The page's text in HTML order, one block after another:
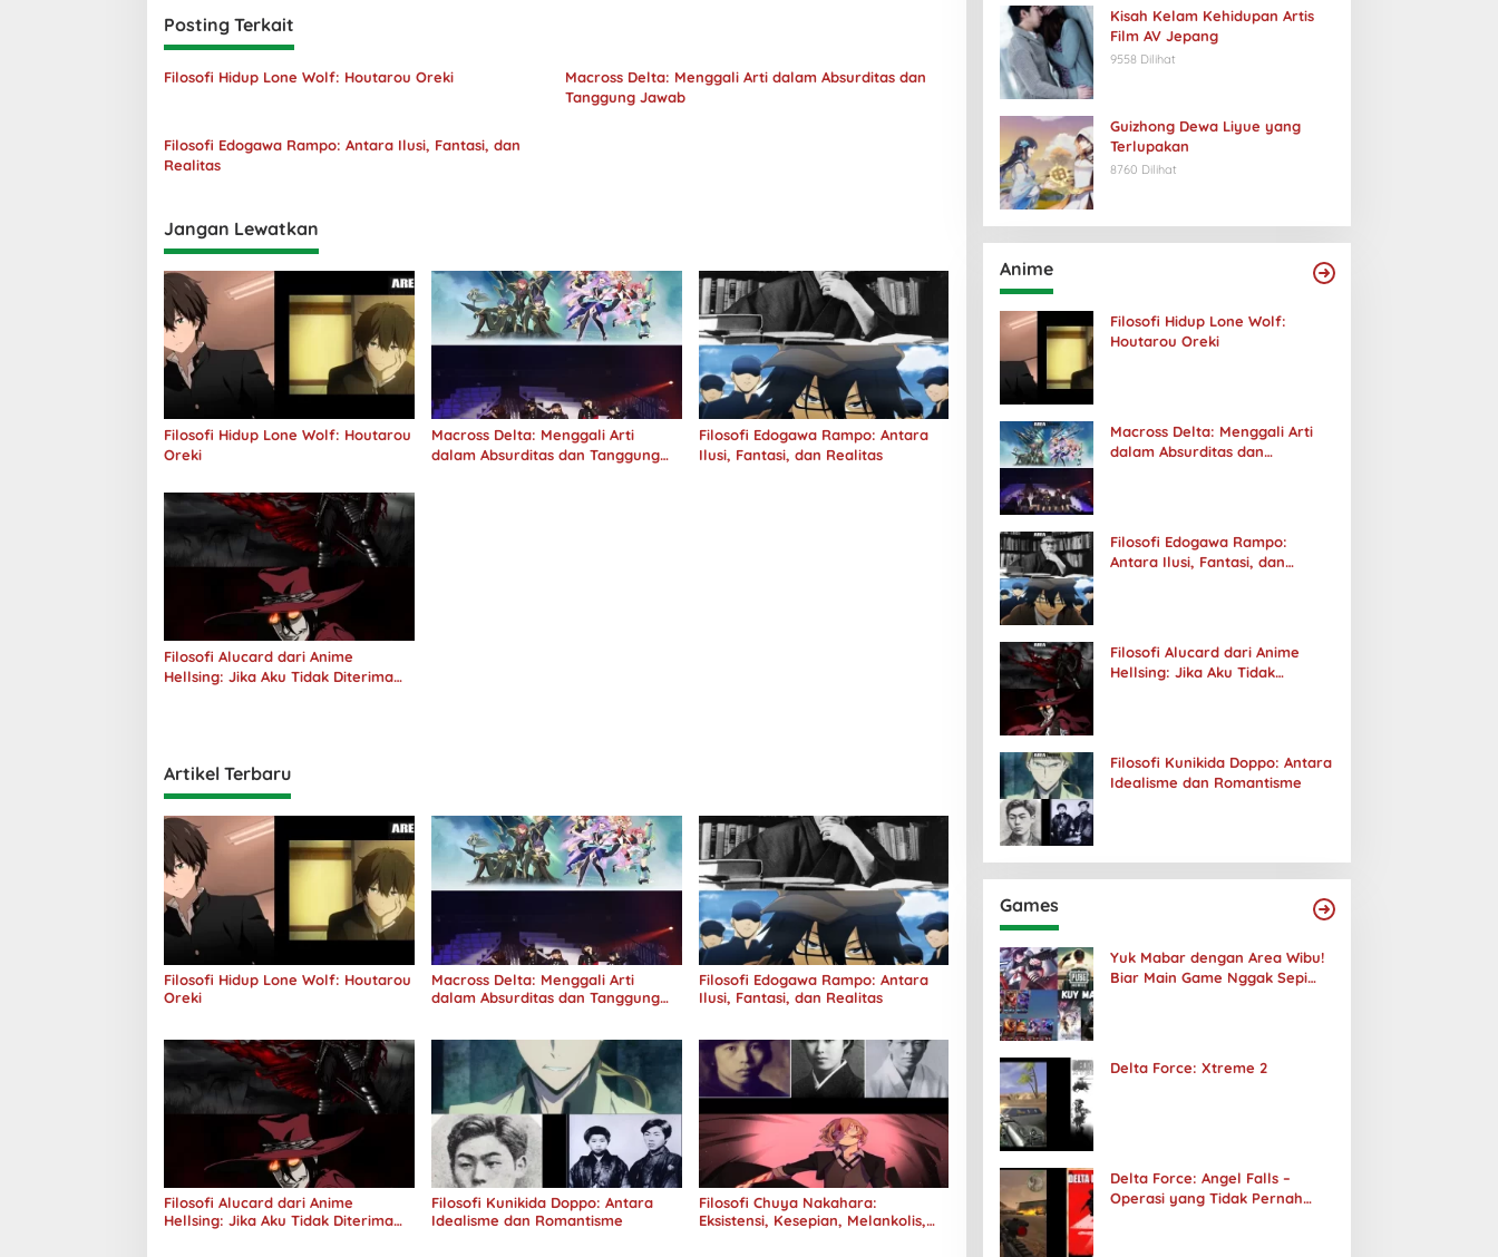
Posting Terkait
Filosofi Hidup Lone Wolf: Houtarou Oreki
Macross Delta: Menggali Arti dalam Absurditas dan
Tanggung Jawab
Filosofi Edogawa Rampo: Antara Ilusi, Fantasi, dan
Realitas
Jangan Lewatkan
Filosofi Hidup Lone Wolf: Houtarou
Oreki
Macross Delta: Menggali Arti
dalam Absurditas dan Tanggung
Filosofi Edogawa Rampo: Antara
Ilusi, Fantasi, dan Realitas
Filosofi Alucard dari Anime
Hellsing: Jika Aku Tidak Diterima
Artikel Terbaru
Filosofi Hidup Lone Wolf: Houtarou
Oreki
Macross Delta: Menggali Arti
dalam Absurditas dan Tanggung
Filosofi Edogawa Rampo: Antara
Ilusi, Fantasi, dan Realitas
Filosofi Alucard dari Anime
Hellsing: Jika Aku Tidak Diterima
Filosofi Kunikida Doppo: Antara
Idealisme dan Romantisme
Filosofi Chuya Nakahara:
Eksistensi, Kesepian, Melankolis,
Kisah Kelam Kehidupan Artis
Film AV Jepang
9558 Dilihat
Guizhong Dewa Liyue yang
Terlupakan
8760 Dilihat
Anime
Filosofi Hidup Lone Wolf:
Houtarou Oreki
Macross Delta: Menggali Arti
dalam Absurditas dan
Filosofi Edogawa Rampo:
Antara Ilusi, Fantasi, dan
Filosofi Alucard dari Anime
Hellsing: Jika Aku Tidak
Filosofi Kunikida Doppo: Antara
Idealisme dan Romantisme
Games
Yuk Mabar dengan Area Wibu!
Biar Main Game Nggak Sepi
Delta Force: Xtreme 2
Delta Force: Angel Falls –
Operasi yang Tidak Pernah